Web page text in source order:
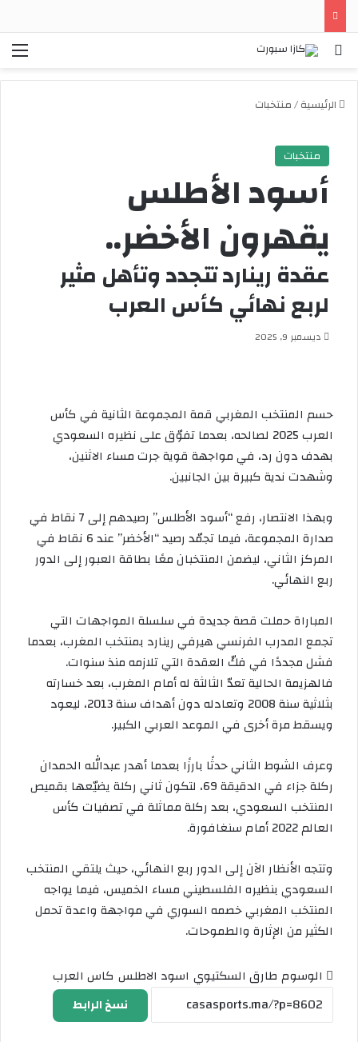
بحث
الرئيسية/منتخبات
منتخبات
أسود الأطلس
يقهرون الأخضر..
عقدة رينارد تتجدد وتأهل مثير
لربع نهائي كأس العرب
ديسمبر 9, 2025
حسم المنتخب المغربي قمة المجموعة الثانية في كأس
العرب 2025 لصالحه، بعدما تفوّق على نظيره السعودي
بهدف دون رد، في مواجهة قوية جرت مساء الاثنين،
وشهدت ندية كبيرة بين الجانبين.
وبهذا الانتصار، رفع “أسود الأطلس” رصيدهم إلى 7 نقاط في
صدارة المجموعة، فيما تجمّد رصيد “الأخضر” عند 6 نقاط في
المركز الثاني، ليضمن المنتخبان معًا بطاقة العبور إلى الدور
ربع النهائي.
المباراة حملت قصة جديدة في سلسلة المواجهات التي
تجمع المدرب الفرنسي هيرفي رينارد بمنتخب المغرب، بعدما
فشل مجددًا في فكّ العقدة التي تلازمه منذ سنوات.
فالهزيمة الحالية تعدّ الثالثة له أمام المغرب، بعد خسارته
بثلاثية سنة 2008 وتعادله دون أهداف سنة 2013، ليعود
ويسقط مرة أخرى في الموعد العربي الكبير.
وعرف الشوط الثاني حدثًا بارزًا بعدما أهدر عبدالله الحمدان
ركلة جزاء في الدقيقة 69، لتكون ثاني ركلة يضيّعها بقميص
المنتخب السعودي، بعد ركلة مماثلة في تصفيات كأس
العالم 2022 أمام سنغافورة.
وتتجه الأنظار الآن إلى الدور ربع النهائي، حيث يلتقي المنتخب
السعودي بنظيره الفلسطيني مساء الخميس، فيما يواجه
المنتخب المغربي خصمه السوري في مواجهة واعدة تحمل
الكثير من الإثارة والطموحات.
الوسوم طارق السكتيوي اسود الاطلس كاس العرب
نسخ الرابط